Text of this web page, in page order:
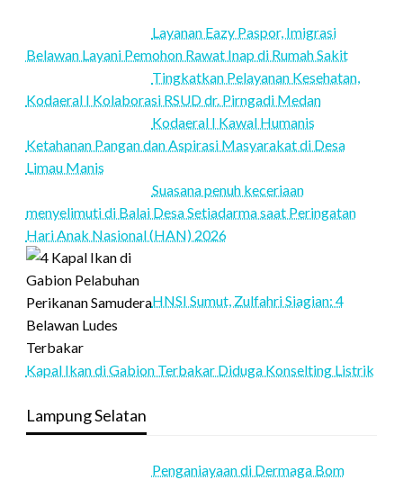
Layanan Eazy Paspor, Imigrasi
Belawan Layani Pemohon Rawat Inap di Rumah Sakit
Tingkatkan Pelayanan Kesehatan,
Kodaeral I Kolaborasi RSUD dr. Pirngadi Medan‎
Kodaeral I Kawal Humanis
Ketahanan Pangan dan Aspirasi Masyarakat di Desa
Limau Manis
Suasana penuh keceriaan
menyelimuti di Balai Desa Setiadarma saat Peringatan
Hari Anak Nasional (HAN) 2026
HNSI Sumut, Zulfahri Siagian: 4
Kapal Ikan di Gabion Terbakar Diduga Konselting Listrik
Lampung Selatan
Penganiayaan di Dermaga Bom